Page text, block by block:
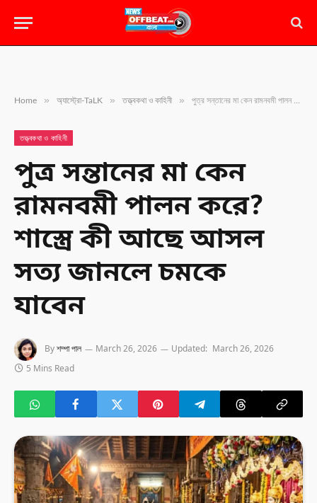
Home » অ্যাস্ট্রো-TaLK » তত্ত্বকথা ও কাহিনী » পুত্র সন্তানের মা কেন রামনবমী পালন করে? শাস্ত্রে কী আছে আসল সত্য জানলে চমকে যাবেন
তত্ত্বকথা ও কাহিনী
পুত্র সন্তানের মা কেন
রামনবমী পালন করে?
শাস্ত্রে কী আছে আসল
সত্য জানলে চমকে
যাবেন
Byশম্পা পাল March 26, 2026 Updated: March 26, 2026
5 Mins Read